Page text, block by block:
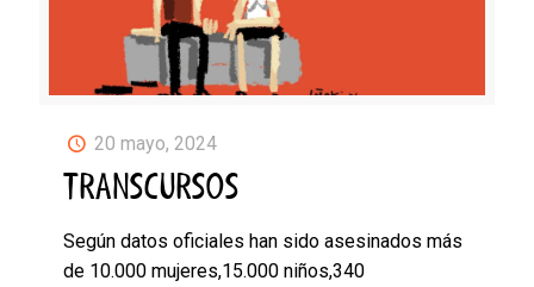
20 mayo, 2024
TRANSCURSOS
Según datos oficiales han sido asesinados más
de 10.000 mujeres,15.000 niños,340